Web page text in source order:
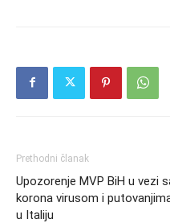
Prethodni članak
Upozorenje MVP BiH u vezi
korona virusom i
u Italiju